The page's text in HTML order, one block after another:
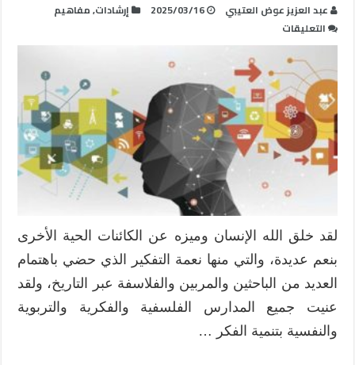
عبد العزيز عوض العتيبي 2025/03/16 إرشادات,مفاهيم
التعليقات
تنمية
أنماط
التفكير
التباعدي
والتقاربي،
إطار
مايكوسا
نموذجًا
لقد خلق الله الإنسان وميزه عن الكائنات الحية الأخرى
بنعم عديدة، والتي منها نعمة التفكير الذي حضي باهتمام
العديد من الباحثين والمربين والفلاسفة عبر التاريخ، ولقد
عنيت جميع المدارس الفلسفية والفكرية والتربوية
والنفسية بتنمية الفكر …